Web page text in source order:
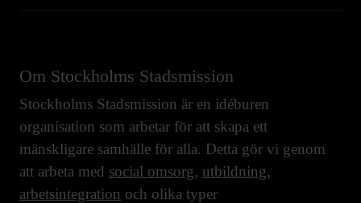
Om Stockholms Stadsmission
Stockholms Stadsmission är en idéburen
organisation som arbetar för att skapa ett
mänskligare samhälle för alla. Detta gör vi genom
att arbeta med social omsorg, utbildning,
arbetsintegration och olika typer